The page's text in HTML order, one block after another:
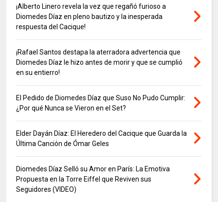
¡Alberto Linero revela la vez que regañó furioso a
Diomedes Díaz en pleno bautizo y la inesperada
respuesta del Cacique!
¡Rafael Santos destapa la aterradora advertencia que
Diomedes Díaz le hizo antes de morir y que se cumplió
en su entierro!
El Pedido de Diomedes Díaz que Suso No Pudo Cumplir:
¿Por qué Nunca se Vieron en el Set?
Elder Dayán Díaz: El Heredero del Cacique que Guarda la
Última Canción de Ómar Geles
Diomedes Díaz Selló su Amor en París: La Emotiva
Propuesta en la Torre Eiffel que Reviven sus
Seguidores (VIDEO)